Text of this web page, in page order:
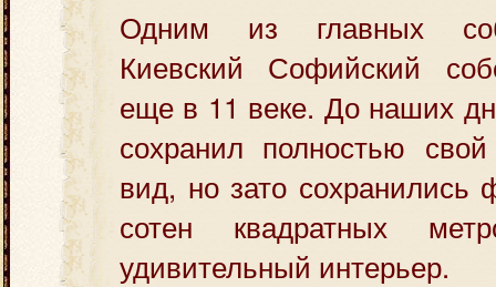
Одним из главных
Киевский Софийский
еще в 11 веке. До наших
сохранил полностью
вид, но зато сохранились
сотен квадратных
удивительный интерьер.